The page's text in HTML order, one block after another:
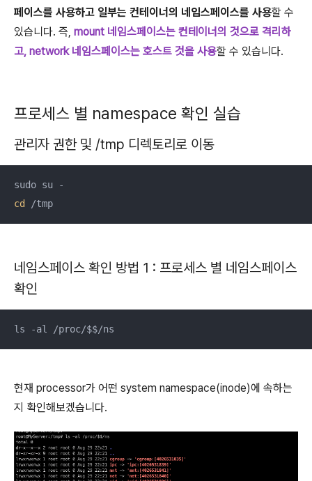
페이스를 사용하고 일부는 컨테이너의 네임스페이스를 사용할 수
있습니다. 즉, mount 네임스페이스는 컨테이너의 것으로 격리하
고, network 네임스페이스는 호스트 것을 사용할 수 있습니다.
프로세스 별 namespace 확인 실습
관리자 권한 및 /tmp 디렉토리로 이동
cd
/tmp
네임스페이스 확인 방법 1 : 프로세스 별 네임스페이스
확인
ls -al /proc/$$/ns
현재 processor가 어떤 system namespace(inode)에 속하는
지 확인해보겠습니다.